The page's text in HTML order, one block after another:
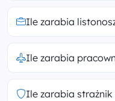
Ile zarabia
Ile zarabia
Ile zarabia strażnik